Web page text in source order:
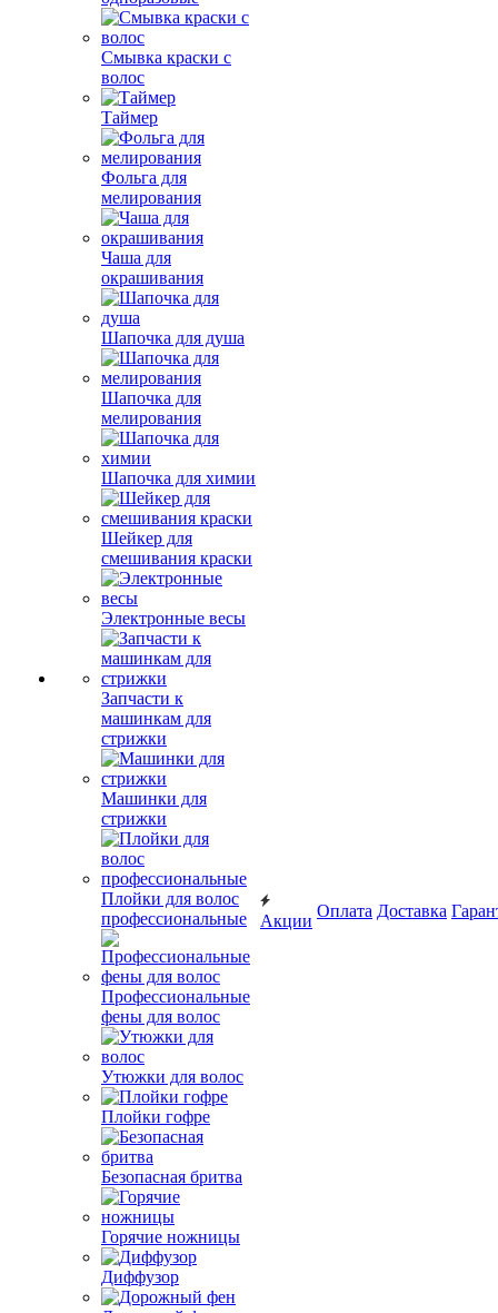
Смывка краски с
волос
Таймер
Фольга для
мелирования
Чаша для
окрашивания
Шапочка для душа
Шапочка для
мелирования
Шапочка для химии
Шейкер для
смешивания краски
Электронные весы
Запчасти к
машинкам для
стрижки
Машинки для
стрижки
Плойки для волос
профессиональные
Профессиональные
фены для волос
Утюжки для волос
Плойки гофре
Безопасная бритва
Горячие ножницы
Диффузор
Акции
Оплата Доставка